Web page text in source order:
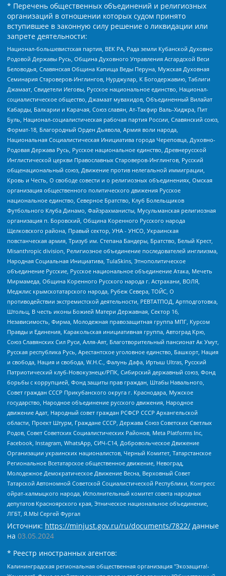
* Перечень общественных объединений и религиозных
организаций в отношении которых судом принято
вступившее в законную силу решение о ликвидации или
запрете деятельности:
Национал-большевистская партия, ВЕК РА, Рада земли Кубанской Духовно
Родовой Державы Русь, Община Духовного Управления Асгардской Веси
Беловодья, Славянская Община Капища Веды Перуна, Мужская Духовная
Семинария Староверов-Инглингов, Нурджулар, К Богодержавию, Таблиги
Джамаат, Свидетели Иеговы, Русское национальное единство, Национал-
социалистическое общество, Джамаат мувахидов, Объединенный Вилайат
Кабарды, Балкарии и Карачая, Союз славян, Ат-Такфир Валь-Хиджра, Пит
Буль, Национал-социалистическая рабочая партия России, Славянский союз,
Формат-18, Благородный Орден Дьявола, Армия воли народа,
Национальная Социалистическая Инициатива города Череповца, Духовно-
Родовая Держава Русь, Русское национальное единство, Древнерусской
Инглистической церкви Православных Староверов-Инглингов, Русский
общенациональный союз, Движение против нелегальной иммиграции,
Кровь и Честь, О свободе совести и о религиозных объединениях, Омская
организация общественного политического движения Русское
национальное единство, Северное Братство, Клуб Болельщиков
Футбольного Клуба Динамо, Файзрахманисты, Мусульманская религиозная
организация п. Боровский, Община Коренного Русского народа
Щелковского района, Правый сектор, УНА - УНСО, Украинская
повстанческая армия, Тризуб им. Степана Бандеры, Братство, Белый Крест,
Misanthropic division, Религиозное объединение последователей инглиизма,
Народная Социальная Инициатива, TulaSkins, Этнополитическое
объединение Русские, Русское национальное объединение Атака, Мечеть
Мирмамеда, Община Коренного Русского народа г. Астрахани, ВОЛЯ,
Меджлис крымскотатарского народа, Рубеж Севера, ТОЙС, О
противодействии экстремистской деятельности, РЕВТАТПОД, Артподготовка,
Штольц, В честь иконы Божией Матери Державная, Сектор 16,
Независимость, Фирма, Молодежная правозащитная группа МПГ, Курсом
Правды и Единения, Каракольская инициативная группа, Автоград Крю,
Союз Славянских Сил Руси, Алля-Аят, Благотворительный пансионат Ак Умут,
Русская республика Русь, Арестантское уголовное единство, Башкорт, Нация
и свобода, Нация и свобода, W.H.С., Фалунь Дафа, Иртыш Ultras, Русский
Патриотический клуб-Новокузнецк/РПК, Сибирский державный союз, Фонд
борьбы с коррупцией, Фонд защиты прав граждан, Штабы Навального,
Совет граждан СССР Прикубанского округа г. Краснодара, Мужское
государство, Народное объединение русского движения, Народное
движение Адат, Народный совет граждан РСФСР СССР Архангельской
области, Проект Штурм, Граждане СССР, Держава Союз Советских Светлых
Родов, Совет Советских Социалистических Районов, Meta Platforms Inc,
Facebook, Instagram, WhatsApp, СИЧ-С14, Добровольческое Движение
Организации украинских националистов, Черный Комитет, Татарстанское
Региональное Всетатарское общественное движение, Невоград,
Молодежное Демократическое Движение Весна, Верховный Совет
Татарской Автономной Советской Социалистической Республики, Конгресс
ойрат-калмыцкого народа, Исполнительный комитет совета народных
депутатов Красноярского края, Этническое национальное объединение,
ЛГБТ, Я.МЫ Сергей Фургал
Источник: https://minjust.gov.ru/ru/documents/7822/ данные
на 03.05.2024
* Реестр иностранных агентов:
Калининградская региональная общественная организация "Экозащита!-Женсовет", Фонд содействия защите прав и свобод граждан "Общественный вердикт", Фонд "Институт Развития Свободы Информации", Частное учреждение "Информационное агентство МЕМО. РУ", Региональная общественная организация "Общественная комиссия по сохранению наследия академика Сахарова", Фонд поддержки свободы прессы, Санкт-Петербургская общественная правозащитная организация "Гражданский контроль", Межрегиональная общественная организация "Информационно-просветительский центр "Мемориал", Региональный Фонд "Центр Защиты Прав Средств Массовой Информации", с 05.12.2023 Фонд "Центр Защиты Прав Средств массовой информации", Региональная общественная благотворительная организация помощи беженцам и мигрантам "Гражданское содействие", Негосударственное образовательное учреждение дополнительного профессионального образования (повышение квалификации) специалистов "АКАДЕМИЯ ПО ПРАВАМ ЧЕЛОВЕКА", Свердловская региональная общественная организация "Сутяжник", Автономная некоммерческая организация "Центр независимых социологических исследований", Союз общественных объединений "Российский исследовательский центр по правам человека", Региональное общественное учреждение научно-информационный центр "МЕМОРИАЛ", Некоммерческая организация "Фонд защиты гласности", Автономная некоммерческая организация "Институт прав человека", Городская общественная организация "Екатеринбургское общество "МЕМОРИАЛ", Городская общественная организация "Рязанское историко-просветительское и правозащитное общество "Мемориал" (Рязанский Мемориал), Челябинский региональный орган общественной самодеятельности – женское общественное объединение "Женщины Евразии", Челябинский региональный орган общественной самодеятельности "Уральская правозащитная группа", Фонд содействия защите здоровья и социальной справедливости имени Андрея Рылькова, Автономная Некоммерческая Организация "Аналитический Центр Юрия Левады", Автономная некоммерческая организация социальной поддержки населения "Проект Апрель", Региональная общественная организация помощи женщинам и детям, находящимся в кризисной ситуации "Информационно-методический центр "Анна", Фонд содействия развитию массовых коммуникаций и правовому просвещению "Так-так-Так", Фонд содействия устойчивому развитию "Серебряная тайга", Свердловский региональный общественный фонд социальных проектов "Новое время", "Idel.Реалии", Кавказ.Реалии, Крым.Реалии, Телеканал Настоящее Время, Татаро-башкирская служба Радио Свобода (Azatliq Radiosi), Радио Свободная Европа/Радио Свобода (PCE/PC), "Сибирь.Реалии", "Фактограф", Благотворительный фонд помощи осужденным и их семьям, Автономная некоммерческая организация "Институт глобализации и социальных движений", Фонд "В защиту прав заключенных", Частное учреждение "Центр поддержки и содействия развитию средств массовой информации", Пензенский региональный общественный благотворительный фонд "Гражданский союз", "Север.Реалии", Некоммерческая организация Фонд "Правовая инициатива", Общество с ограниченной ответственностью "Радио Свободная Европа/Радио Свобода", Чешское информационное агентство "MEDIUM-ORIENT", Красноярская региональная общественная организация "Мы против СПИДа", Камалягин Денис Николаевич, Маркелов Сергей Евгеньевич, Пономарев Лев Александрович, Савицкая Людмила Алексеевна, Автономная некоммерческая организация "Центр по работе с проблемой насилия "НАСИЛИЮ.НЕТ", Межрегиональный профессиональный союз работников здравоохранения "Альянс врачей", Юридическое лицо, зарегистрированное в Латвийской Республике, SIA "Medusa Project" (регистрационный номер 40103797863, дата регистрации 10.06.2014), Некоммерческая организация "Фонд по борьбе с коррупцией", Автономная некоммерческая организация "Институт права и публичной политики", Баданин Роман Сергеевич, Гликин Максим Александрович, Железнова Мария Михайловна, Лукьянова Юлия Сергеевна, Маетная Елизавета Витальевна, Маняхин Петр Борисович, Чуракова Ольга Владимировна, Ярош Юлия Петровна, Юридическое лицо "The Insider SIA", зарегистрированное в Риге, Латвийская Республика (дата регистрации 26.06.2015), являющееся администратором доменного имени интернет-издания "The Insider SIA", https://theins.ru, Постернак Алексей Евгеньевич, Рубин Михаил Аркадьевич, Анин Роман Александрович, Юридическое лицо Istories fonds, зарегистрированное в Латвийской Республике (регистрационный номер 50008295751, дата регистрации 24.02.2020), Великовский Дмитрий Александрович, Долинина Ирина Николаевна, Мароховская Алеся Алексеевна, Шлейнов Роман Юрьевич, Шмагун Олеся Валентиновна, Общество с ограниченной ответственностью "Альтаир 2021", Общество с ограниченной ответственностью "Вега 2021", Общество с ограниченной ответственностью "Главный редактор 2021", Общество с ограниченной ответственностью "Ромашки монолит", Важенков Артем Валерьевич, Ивановская областная общественная организация "Центр гендерных исследований", Гурман Юрий Альбертович, Медиапроект "ОВД-Инфо", Егоров Владимир Владимирович, Жилинский Владимир Александрович, Общество с ограниченной ответственностью "ЗП", Иванова София Юрьевна, Карезина Инна Павловна, Кильтау Екатерина Викторовна, Петров Алексей Викторович, Пискунов Сергей Евгеньевич, Смирнов Сергей Сергеевич, Тихонов Михаил Сергеевич, Общество с ограниченной ответственностью "ЖУРНАЛИСТ-ИНОСТРАННЫЙ АГЕНТ", Арапова Галина Юрьевна, Вольтская Татьяна Анатольевна, Американская компания "Mason G.E.S. Anonymous Foundation" (США), являющаяся владельцем интернет-издания https://mnews.world/, Компания "Stichting Bellingcat", зарегистрированная в Нидерландах (дата регистрации 11.07.2018), Захаров Андрей Вячеславович, Клепиковская Екатерина Дмитриевна, Общество с ограниченной ответственностью "МЕМО", Перл Роман Александрович, Симонов Евгений Алексеевич, Соловьева Елена Анатольевна, Сотников Даниил Владимирович, Сурначева Елизавета Дмитриевна, Автономная некоммерческая организация по защите прав человека и информированию населения "Якутия – Наше Мнение", Общество с ограниченной ответственностью "Москоу диджитал медиа", с 26.01.2023 Общество с ограниченной ответственностью "Чайка Белые сады", Ветошкина Валерия Валерьевна, Заговора Максим Александрович, Межрегиональное общественное движение "Российская ЛГБТ - сеть", Оленичев Максим Владимирович, Павлов Иван Юрьевич, Скворцова Елена Сергеевна, Общество с ограниченной ответственностью "Как бы инагент", Кочетков Игорь Викторович, Общество с ограниченной ответственностью "Честные выборы", Еланчик Олег Александрович, Общество с ограниченной ответственностью "Нобелевский призыв", Гималова Регина Эмилевна, Григорьев Андрей Валерьевич, Григорьева Алина Александровна, Ассоциация по содействию защите прав призывников, альтернативнослужащих и военнослужащих "Правозащитная группа "Гражданин.Армия.Право", Хисамова Регина Фаритовна, Автономная некоммерческая организация по реализации социально-правовых программ "Лилит", Дальневосточное общественное движение "Маяк", Санкт-Петербургская ЛГБТ-инициативная группа "Выход", Инициативная группа ЛГБТ+ "Реверс", Алексеев Андрей Викторович, Бекбулатова Таисия Львовна, Беляев Иван Михайлович, Владыкина Елена Сергеевна, Гельман Марат Александрович, Никульшина Вероника Юрьевна, Толоконникова Надежда Андреевна, Шендерович Виктор Анатольевич, Общество с ограниченной ответственностью "Данное сообщение", Общество с ограниченной ответственностью Издательский дом "Новая глава", Айнбиндер Александра Александровна, Московский комьюнити-центр для ЛГБТ+инициатив, Благотворительный фонд развития филантропии, Deutsche Welle (Германия, Kurt-Schumacher-Strasse 3, 53113 Bonn), Борзунова Мария Михайловна, Воробьев Виктор Викторович, Голубева Анна Львовна, Константинова Алла Михайловна, Малкова Ирина Владимировна, Мурадов Мурад Абдулгалимович, Осетинская Елизавета Николаевна, Понасенков Евгений Николаевич, Ганапольский Матвей Юрьевич, Киселев Евгений Алексеевич, Борухович Ирина Григорьевна, Дремин Иван Тимофеевич, Дубровский Дмитрий Викторович, Красноярская региональная общественная организация поддержки и развития альтернативных образовательных технологий и межкультурных коммуникаций "ИНТЕРРА", Маяковская Екатерина Алексеевна, Фейгин Марк Захарович, Филимонов Андрей Викторович, Дзугкоева Регина Николаевна, Доброхотов Роман Александрович, Дудь Юрий Александрович, Елкин Сергей Владимирович, Кругликов Кирилл Игоревич, Сабунаева Мария Леонидовна, Семенов Алексей Владимирович, Шаинян Карен Багратович, Шульман Екатерина Михайловна, Асафьев Артур Валерьевич, Вахштайн Виктор Семенович, Венедиктов Алексей Алексеевич, Лушникова Екатерина Евгеньевна, Волков Леонид Михайлович, Невзоров Александр Глебович, Пархоменко Сергей Борисович, Сироткин Ярослав Николаевич, Кара-Мурза Владимир Владимирович, Баранова Наталья Владимировна, Гозман Леонид Яковлевич, Кагарлицкий Борис Юльевич, Климарев Михаил Валерьевич, Милов Владимир Станиславович, Автономная некоммерческая организация Краснодарский центр современного искусства "Типография", Моргенштерн Алишер Тагирович, Соболь Любовь Эдуардовна, Общество с ограниченной ответственностью "ЛИЗА НОРМ", Каспаров Гарри Кимович, Ходорковский Михаил Борисович, Общество с ограниченной ответственностью "Апрельские тезисы", Данилович Ирина Брониславовна, Кашин Олег Владимирович, Петров Николай Владимирович, Пивоваров Алексей Владимирович, Соколов Михаил Владимирович, Цветкова Юлия Владимировна, Чичваркин Евгений Александрович, Комитет против пыток/Команда против пыток, Общество с ограниченной ответственностью "Первый научный", Общество с ограниченной ответственностью "Вертолет и ко", Белоцерковская Вероника Борисовна, Кац Максим Евгеньевич, Лазарева Татьяна Юрьевна, Шаведдинов Руслан Табризович, Яшин Илья Валерьевич, Общество с ограниченной ответственностью "Иноагент ААВ", Алешковский Дмитрий Петрович, Альбац Евгения Марковна, Быков Дмитрий Львович, Галямина Юлия Евгеньевна, Лойко Сергей Леонидович, Мартынов Кирилл Константинович, Медведев Сергей Александрович, Крашенинников Федор Геннадиевич, Гордеева Катерина Вл